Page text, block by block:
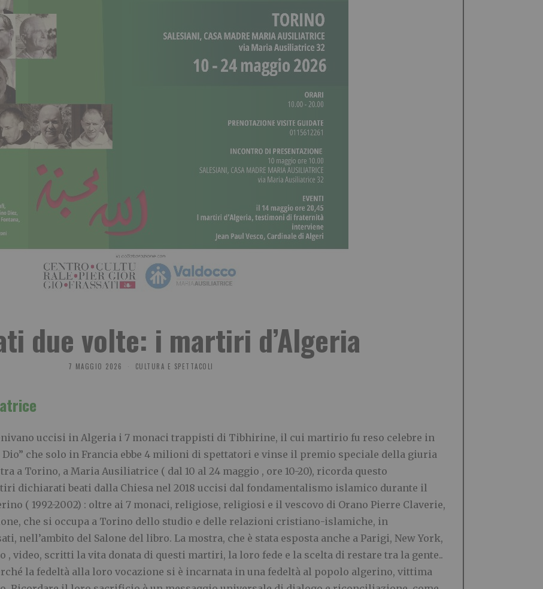
due volte: i martiri d’Algeria
7 MAGGIO 2026 CULTURA E SPETTACOLI
uccisi in Algeria i 7 monaci trappisti di Tibhirine, il cui martirio fu reso celebre in
che solo in Francia ebbe 4 milioni di spettatori e vinse il premio speciale della giuria
a Torino, a Maria Ausiliatrice ( dal 10 al 24 maggio , ore 10-20), ricorda questo
dichiarati beati dalla Chiesa nel 2018 uccisi dal fondamentalismo islamico durante il
( 1992-2002) : oltre ai 7 monaci, religiose, religiosi e il vescovo di Orano Pierre Claverie,
che si occupa a Torino dello studio e delle relazioni cristiano-islamiche, in
nell’ambito del Salone del libro. La mostra, che è stata esposta anche a Parigi, New York,
, video, scritti la vita donata di questi martiri, la loro fede e la scelta di restare tra la gente..
la fedeltà alla loro vocazione si è incarnata in una fedeltà al popolo algerino, vittima